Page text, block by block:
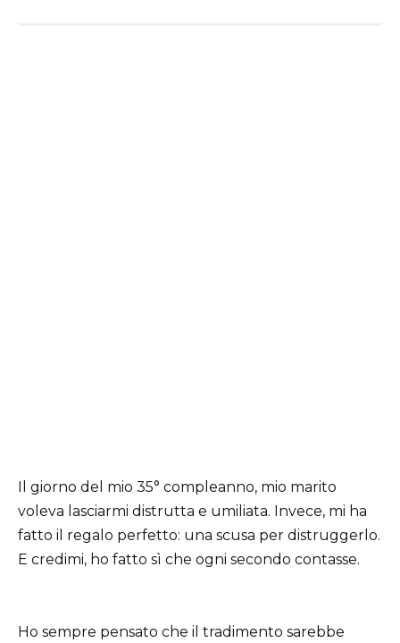
Il giorno del mio 35° compleanno, mio marito
voleva lasciarmi distrutta e umiliata. Invece, mi ha
fatto il regalo perfetto: una scusa per distruggerlo.
E credimi, ho fatto sì che ogni secondo contasse.
Ho sempre pensato che il tradimento sarebbe